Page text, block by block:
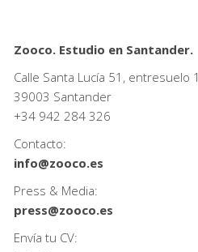
Zooco. Estudio en Santander.
Calle Santa Lucía 51, entresuelo 1
39003 Santander
+34 942 284 326
Contacto:
info@zooco.es
Press & Media:
press@zooco.es
Envía tu CV: